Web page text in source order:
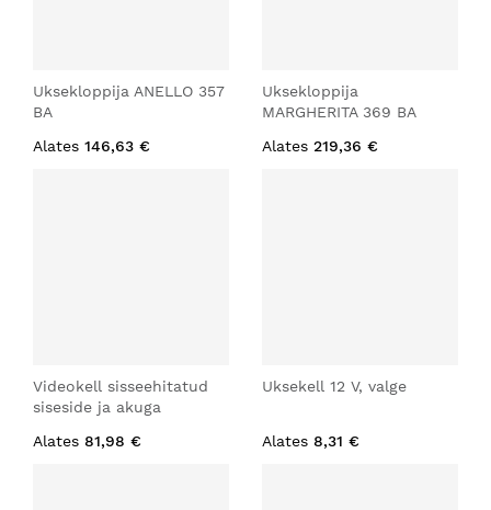
Uksekloppija ANELLO 357
BA
Alates 146,63 €
Uksekloppija
MARGHERITA 369 BA
Alates 219,36 €
Videokell sisseehitatud
siseside ja akuga
Alates 81,98 €
Uksekell 12 V, valge
Alates 8,31 €